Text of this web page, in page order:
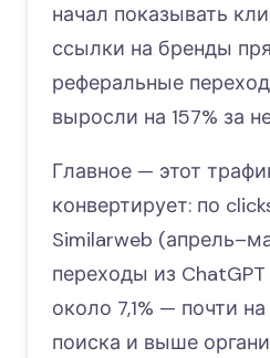
начал показывать
ссылки на бренды
реферальные
выросли на 157% за
Главное — этот
конвертирует: по
Similarweb
переходы из
около 7,1% — почти
поиска и выше